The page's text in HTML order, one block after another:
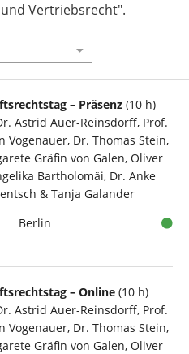
Vertriebsrecht".
– Präsenz (10 h)
Astrid Auer-Reinsdorff, Prof.
Vogenauer, Dr. Thomas Stein,
Gräfin von Galen, Oliver
Bartholomäi, Dr. Anke
& Tanja Galander
Berlin
– Online (10 h)
Astrid Auer-Reinsdorff, Prof.
Vogenauer, Dr. Thomas Stein,
Gräfin von Galen, Oliver